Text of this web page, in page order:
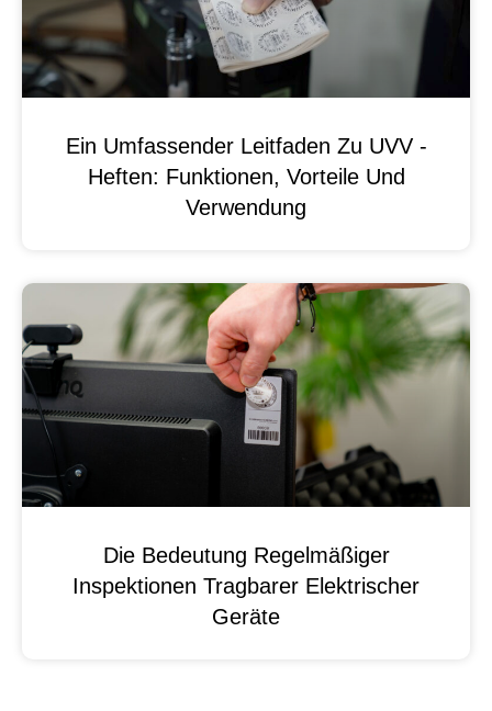
Ein Umfassender Leitfaden Zu UVV -
Heften: Funktionen, Vorteile Und
Verwendung
Die Bedeutung Regelmäßiger
Inspektionen Tragbarer Elektrischer
Geräte